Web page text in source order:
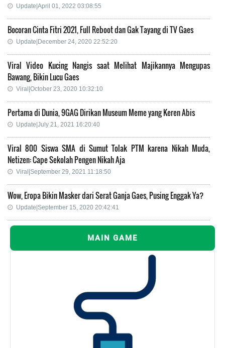
Update|April 01, 2022 03:08:55
Bocoran Cinta Fitri 2021, Full Reboot dan Gak Tayang di TV Gaes
Update|December 24, 2020 22:52:20
Viral Video Kucing Nangis saat Melihat Majikannya Mengupas
Bawang, Bikin Lucu Gaes
Viral|October 23, 2020 10:32:10
Pertama di Dunia, 9GAG Dirikan Museum Meme yang Keren Abis
Update|July 21, 2021 16:20:40
Viral 800 Siswa SMA di Sumut Tolak PTM karena Nikah Muda,
Netizen: Cape Sekolah Pengen Nikah Aja
Viral|September 29, 2021 11:18:50
Wow, Eropa Bikin Masker dari Serat Ganja Gaes, Pusing Enggak Ya?
Update|September 15, 2020 20:42:41
MAIN GAME